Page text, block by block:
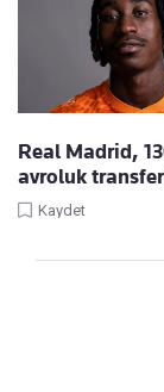
Real Madrid,
avroluk
Kaydet